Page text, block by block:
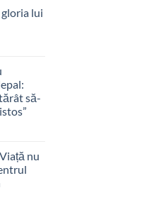
lui
să-
nu